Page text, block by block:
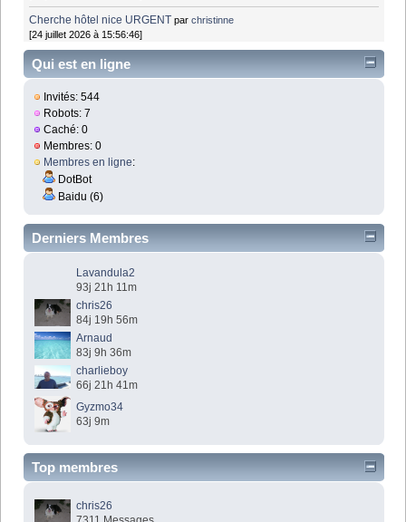
Cherche hôtel nice URGENT parchristinne
[24 juillet 2026 à 15:56:46]
Qui est en ligne
Invités: 544
Robots: 7
Caché: 0
Membres: 0
Membres en ligne:
DotBot
Baidu (6)
Derniers Membres
Lavandula2
93j 21h 11m
chris26
84j 19h 56m
Arnaud
83j 9h 36m
charlieboy
66j 21h 41m
Gyzmo34
63j 9m
Top membres
chris26